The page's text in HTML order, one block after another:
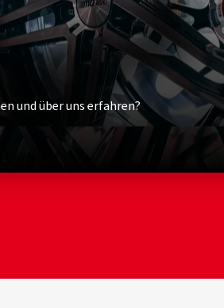
und über uns erfahren?